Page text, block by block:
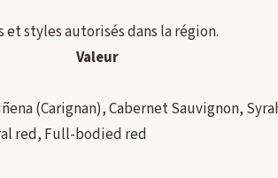
styles autorisés dans la région.
Valeur
(Carignan), Cabernet Sauvignon,
red, Full-bodied red